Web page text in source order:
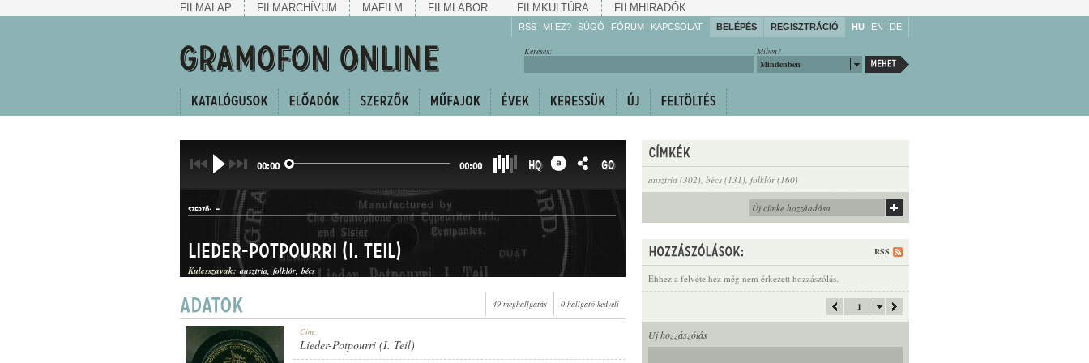
FILMALAP FILMARCHÍVUM MAFILM FILMLABOR FILMKULTÚRA FILMHIRADÓK
RSS MI EZ? SÚGÓ
Gyarapítsa!
FÓRUM KAPCSOLAT BELÉPÉS REGISZTRÁCIÓ HU EN DE
Miben?
Mindenben
Keresés:
ausztria (302), bécs (131), folklór (160)
RSS
Ehhez a felvételhez még nem érkezett hozzászólás.
1
Új hozzászólás
00:00 00:00 HQ GO
SZERZŐ: -
DALEGYVELEG
Lieder-Potpourri (I. Teil)
Kulcsszavak: ausztria folklór bécs
49 meghallgatás 0 hallgató kedveli
Cím:
Lieder-Potpourri (I. Teil)